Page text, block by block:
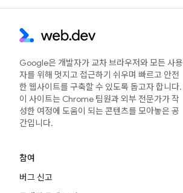
Google은 개발자가 교차 브라우저와 모든 사용
자를 위해 멋지고 접근하기 쉬우며 빠르고 안전
한 웹사이트를 구축할 수 있도록 돕고자 합니다.
이 사이트는 Chrome 팀원과 외부 전문가가 작
성한 여정에 도움이 되는 콘텐츠를 모아놓은 공
간입니다.
참여
버그 신고